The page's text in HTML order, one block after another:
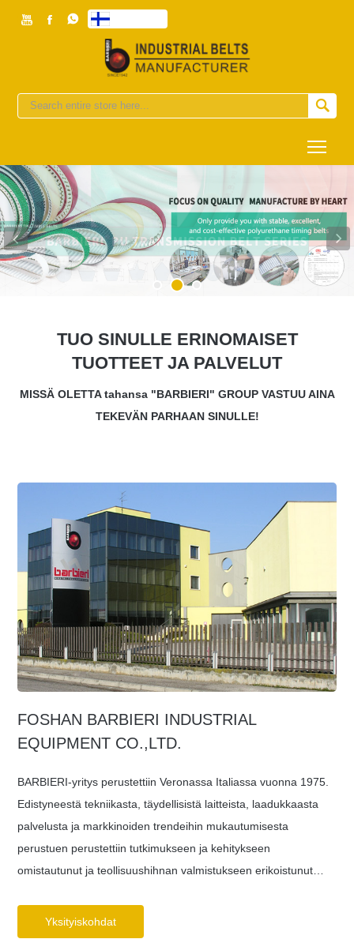
  

TUO SINULLE ERINOMAISET
TUOTTEET JA PALVELUT
MISSÄ OLETTA tahansa "BARBIERI" GROUP VASTUU AINA
TEKEVÄN PARHAAN SINULLE!
FOSHAN BARBIERI INDUSTRIAL
EQUIPMENT CO.,LTD.
BARBIERI-yritys perustettiin Veronassa Italiassa vuonna 1975.
Edistyneestä tekniikasta, täydellisistä laitteista, laadukkaasta
palvelusta ja markkinoiden trendeihin mukautumisesta
perustuen perustettiin tutkimukseen ja kehitykseen
omistautunut ja teollisuushihnan valmistukseen erikoistunut
Yksityiskohdat